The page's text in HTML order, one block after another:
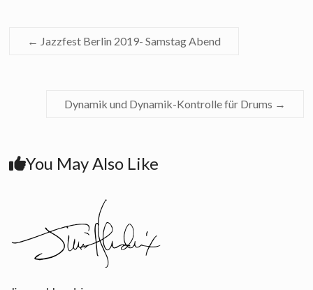
← Jazzfest Berlin 2019- Samstag Abend
Dynamik und Dynamik-Kontrolle für Drums →
You May Also Like